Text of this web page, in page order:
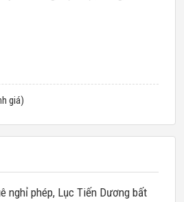
giá)
nghỉ phép, Lục Tiến Dương bất